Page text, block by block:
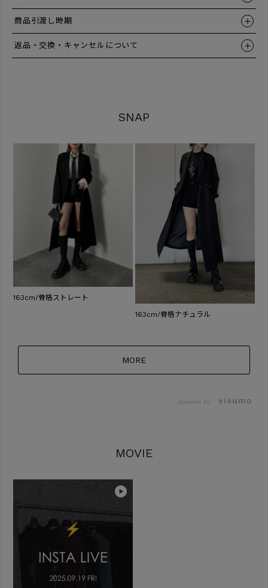
商品引渡し時期
返品・交換・キャンセルについて
SNAP
163cm/骨格ストレート
163cm/骨格ナチュラル
MORE
powered by
MOVIE